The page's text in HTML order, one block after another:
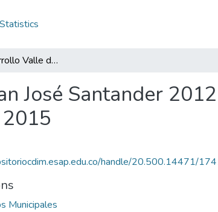
Statistics
Plan de Desarrollo Valle de San José Santander 2012 - 2015: PD Valle de San José Santander 2012 - 2015
José Santander
handle/20.500.14471/
Municipales